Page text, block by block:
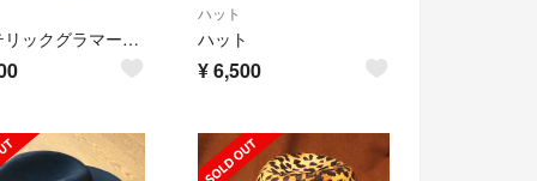
ヒステリックグラマー ハット 帽子 hysteric r019
ハット
ハット
¥6,500